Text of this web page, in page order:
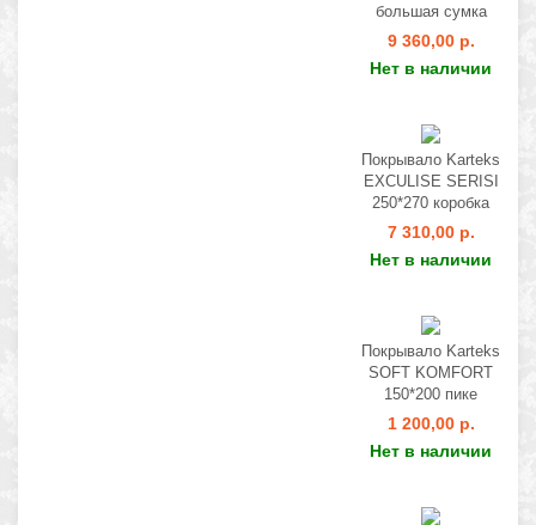
большая сумка
9 360,00 р.
Нет в наличии
Покрывало Karteks
EXCULISE SERISI
250*270 коробка
7 310,00 р.
Нет в наличии
Покрывало Karteks
SOFT KOMFORT
150*200 пике
1 200,00 р.
Нет в наличии